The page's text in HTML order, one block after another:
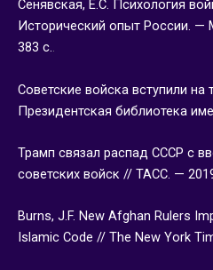
Сенявская, Е.С. Психология
Исторический опыт России.
383 с..
Советские войска вступили
Президентская библиотека
Трамп связал распад СССР с
советских войск // ТАСС. —
Burns, J.F. New Afghan Rulers
Islamic Code // The New York